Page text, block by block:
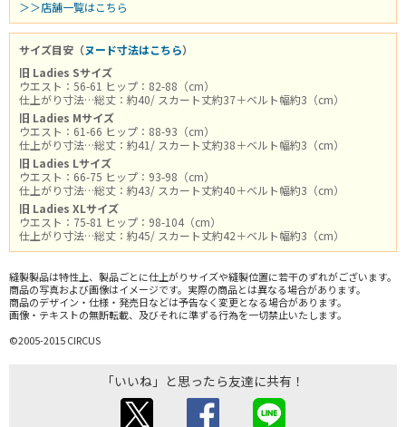
＞＞店舗一覧はこちら
サイズ目安（ヌード寸法はこちら）
旧 Ladies Sサイズ
ウエスト：56-61 ヒップ：82-88（cm）
仕上がり寸法…総丈：約40/ スカート丈約37＋ベルト幅約3（cm）
旧 Ladies Mサイズ
ウエスト：61-66 ヒップ：88-93（cm）
仕上がり寸法…総丈：約41/ スカート丈約38＋ベルト幅約3（cm）
旧 Ladies Lサイズ
ウエスト：66-75 ヒップ：93-98（cm）
仕上がり寸法…総丈：約43/ スカート丈約40＋ベルト幅約3（cm）
旧 Ladies XLサイズ
ウエスト：75-81 ヒップ：98-104（cm）
仕上がり寸法…総丈：約45/ スカート丈約42＋ベルト幅約3（cm）
縫製製品は特性上、製品ごとに仕上がりサイズや縫製位置に若干のずれがございます。
商品の写真および画像はイメージです。実際の商品とは異なる場合があります。
商品のデザイン・仕様・発売日などは予告なく変更となる場合があります。
画像・テキストの無断転載、及びそれに準ずる行為を一切禁止いたします。
©2005-2015 CIRCUS
「いいね」と思ったら友達に共有！